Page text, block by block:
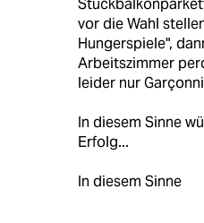
vor die Wahl
Hungerspiele",
Arbeitszimmer
leider nur
In diesem Sinne
Erfolg...
In diesem Sinne